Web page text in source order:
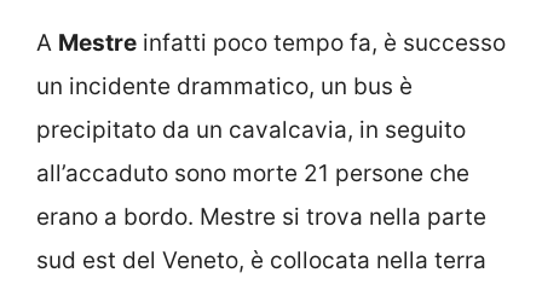
A Mestre infatti poco tempo fa, è successo
un incidente drammatico, un bus è
precipitato da un cavalcavia, in seguito
all’accaduto sono morte 21 persone che
erano a bordo. Mestre si trova nella parte
sud est del Veneto, è collocata nella terra